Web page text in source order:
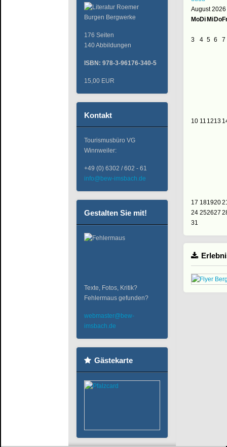
176 Seiten
140 Abbildungen
ISBN: 978-3-96176-340-5
15,00 EUR
Kontakt
Tourismusbüro VG
Winnweiler:
+49 (0) 6302 / 602 - 61
info@bew-imsbach.de
Gestalten Sie mit!
Texte, Fotos, Kritik?
Fehlermaus gefunden?
webmaster@bew-
imsbach.de
Gästekarte
August 2026
MoDiMiDo
3 4 5 6 7
10 11 1213
17 181920
24 252627
31